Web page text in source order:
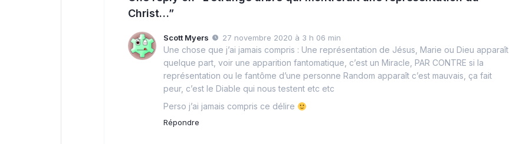
Christ…”
Scott Myers 27 novembre 2020 à 3 h 06 min
Une chose que j’ai jamais compris : Une représentation de Jésus, Marie ou Dieu apparaît
quelque part, voir une apparition fantomatique, c’est un Miracle, PAR CONTRE si la
représentation ou le fantôme d’une personne Random apparaît c’est mauvais, ça fait
peur, c’est le Diable qui nous testent etc etc
Perso j’ai jamais compris ce délire
Répondre